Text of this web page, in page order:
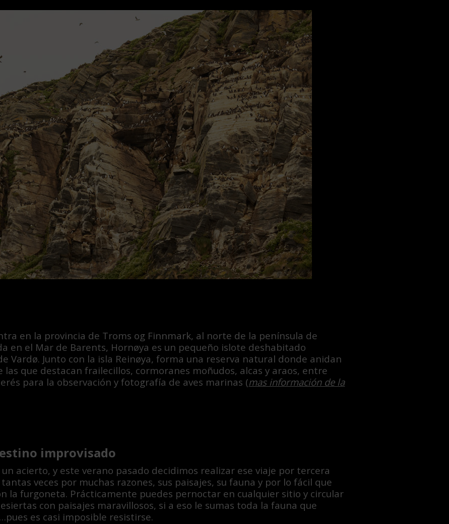
en la provincia de Troms og Finnmark, al norte de la península de
en el Mar de Barents, Hornøya es un pequeño islote deshabitado
Vardø. Junto con la isla Reinøya, forma una reserva natural donde anidan
las que destacan frailecillos, cormoranes moñudos, alcas y araos, entre
para la observación y fotografía de aves marinas (mas información de la
improvisado
acierto, y este verano pasado decidimos realizar ese viaje por tercera
veces por muchas razones, sus paisajes, su fauna y por lo fácil que
la furgoneta. Prácticamente puedes pernoctar en cualquier sitio y circular
con paisajes maravillosos, si a eso le sumas toda la fauna que
es casi imposible resistirse.